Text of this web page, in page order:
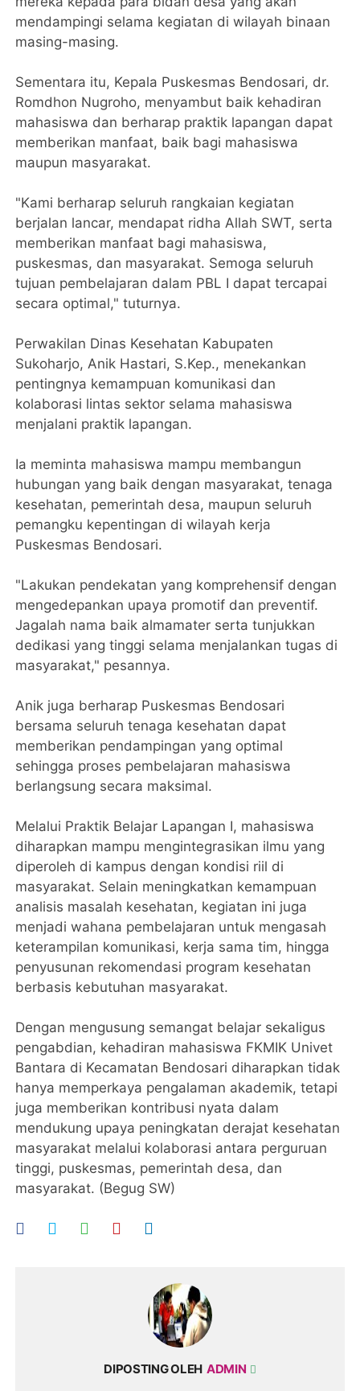
mendampingi selama kegiatan di wilayah binaan
masing-masing.
Sementara itu, Kepala Puskesmas Bendosari, dr.
Romdhon Nugroho, menyambut baik kehadiran
mahasiswa dan berharap praktik lapangan dapat
memberikan manfaat, baik bagi mahasiswa
maupun masyarakat.
"Kami berharap seluruh rangkaian kegiatan
berjalan lancar, mendapat ridha Allah SWT, serta
memberikan manfaat bagi mahasiswa,
puskesmas, dan masyarakat. Semoga seluruh
tujuan pembelajaran dalam PBL I dapat tercapai
secara optimal," tuturnya.
Perwakilan Dinas Kesehatan Kabupaten
Sukoharjo, Anik Hastari, S.Kep., menekankan
pentingnya kemampuan komunikasi dan
kolaborasi lintas sektor selama mahasiswa
menjalani praktik lapangan.
Ia meminta mahasiswa mampu membangun
hubungan yang baik dengan masyarakat, tenaga
kesehatan, pemerintah desa, maupun seluruh
pemangku kepentingan di wilayah kerja
Puskesmas Bendosari.
"Lakukan pendekatan yang komprehensif dengan
mengedepankan upaya promotif dan preventif.
Jagalah nama baik almamater serta tunjukkan
dedikasi yang tinggi selama menjalankan tugas di
masyarakat," pesannya.
Anik juga berharap Puskesmas Bendosari
bersama seluruh tenaga kesehatan dapat
memberikan pendampingan yang optimal
sehingga proses pembelajaran mahasiswa
berlangsung secara maksimal.
Melalui Praktik Belajar Lapangan I, mahasiswa
diharapkan mampu mengintegrasikan ilmu yang
diperoleh di kampus dengan kondisi riil di
masyarakat. Selain meningkatkan kemampuan
analisis masalah kesehatan, kegiatan ini juga
menjadi wahana pembelajaran untuk mengasah
keterampilan komunikasi, kerja sama tim, hingga
penyusunan rekomendasi program kesehatan
berbasis kebutuhan masyarakat.
Dengan mengusung semangat belajar sekaligus
pengabdian, kehadiran mahasiswa FKMIK Univet
Bantara di Kecamatan Bendosari diharapkan tidak
hanya memperkaya pengalaman akademik, tetapi
juga memberikan kontribusi nyata dalam
mendukung upaya peningkatan derajat kesehatan
masyarakat melalui kolaborasi antara perguruan
tinggi, puskesmas, pemerintah desa, dan
masyarakat. (Begug SW)
DIPOSTING OLEH ADMIN